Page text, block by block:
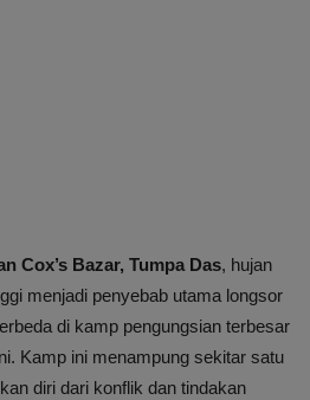
Cox’s Bazar, Tumpa Das, hujan
menjadi penyebab utama longsor
di kamp pengungsian terbesar
Kamp ini menampung sekitar satu
diri dari konflik dan tindakan